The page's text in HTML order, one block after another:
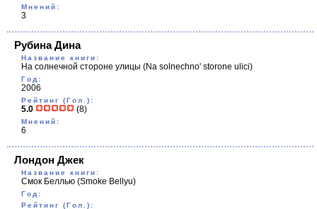
Мнений:
3
Рубина Дина
Название книги:
На солнечной стороне улицы (Na solnechno' storone ulici)
Год:
2006
Рейтинг (Гол.):
5.0 (8)
Мнений:
6
Лондон Джек
Название книги:
Смок Беллью (Smoke Bellyu)
Год:
Рейтинг (Гол.):